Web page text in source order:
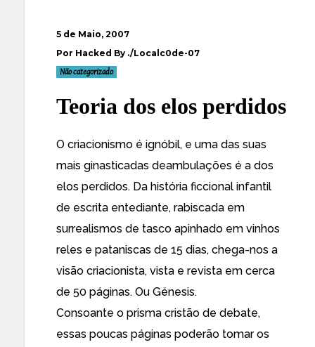
5 de Maio, 2007
Por Hacked By ./Localc0de-07
Não categorizado
Teoria dos elos perdidos
O criacionismo é ignóbil, e uma das suas
mais ginasticadas deambulações é a dos
elos perdidos. Da história ficcional infantil
de escrita entediante, rabiscada em
surrealismos de tasco apinhado em vinhos
reles e pataniscas de 15 dias, chega-nos a
visão criacionista, vista e revista em cerca
de 50 páginas. Ou Génesis.
Consoante o prisma cristão de debate,
essas poucas páginas poderão tomar os